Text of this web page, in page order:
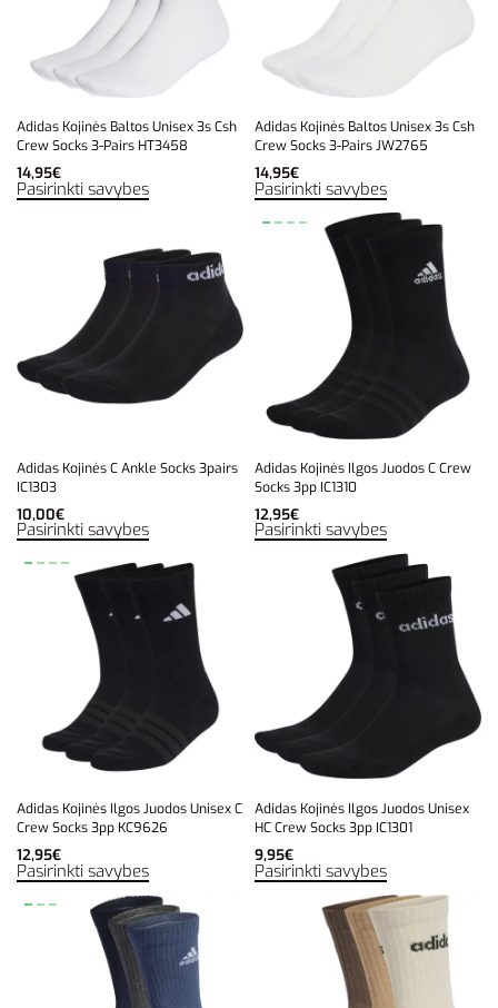
Adidas Kojinės Baltos Unisex 3s Csh
Crew Socks 3-Pairs HT3458
14,95€
Pasirinkti savybes
Adidas Kojinės Baltos Unisex 3s Csh
Crew Socks 3-Pairs JW2765
14,95€
Pasirinkti savybes
Adidas Kojinės C Ankle Socks 3pairs
IC1303
10,00€
Pasirinkti savybes
Adidas Kojinės Ilgos Juodos C Crew
Socks 3pp IC1310
12,95€
Pasirinkti savybes
Adidas Kojinės Ilgos Juodos Unisex C
Crew Socks 3pp KC9626
12,95€
Pasirinkti savybes
Adidas Kojinės Ilgos Juodos Unisex
HC Crew Socks 3pp IC1301
9,95€
Pasirinkti savybes